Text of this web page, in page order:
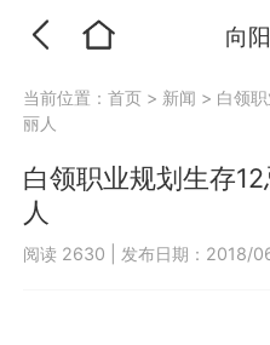
向
当前位置：首页 > 新闻 > 白领
丽人
白领职业规划生存
人
阅读 2630 发布日期：2018/